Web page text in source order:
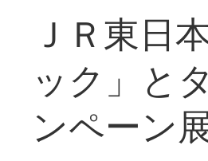
ＪＲ東日
ック」と
ンペーン